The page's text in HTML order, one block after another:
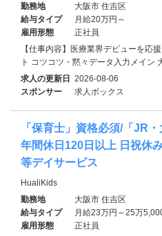
勤務地
大阪市 住吉区
給与タイプ
月給20万円～
雇用形態
正社員
【仕事内容】医療業界デビューを応
ト コツコツ・黙々データ入力メイン
求人の更新日 2026-08-06
スポンサー
求人ボックス
「保育士」資格必須/「JR
年間休日120日以上 日祝休
等デイサービス
HualiKids
勤務地
大阪市 住吉区
給与タイプ
月給23万円～25万
雇用形態
正社員